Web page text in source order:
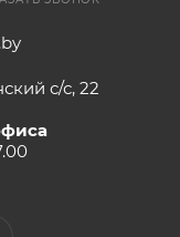
с/с, 22